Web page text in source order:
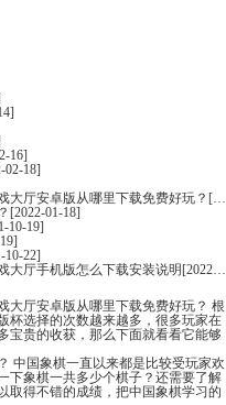
16]
02-18]
大厅安卓版从哪里下载免费好玩？ [2022-06-16]
[2022-01-18]
10-19]
10-22]
大厅手机版怎么下载安装说明 [2022-06-16]
大厅安卓版从哪里下载免费好玩？ 根
杯选择的次数越来越多，很多玩家在
宝贵的收获，那么下面就看看它能够
中国象棋一直以来都是比较受玩家欢
下象棋一共多少个棋子？还需要了解
取得不错的成绩，把中国象棋学习的